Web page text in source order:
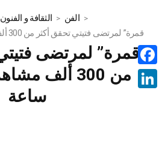
الثقافة و الفنون
الفن
“قمرة” لمرتضى فتيتي تحقق أكثر من 300 ألف مشاهدة خلال 48 ساعة
ساعة